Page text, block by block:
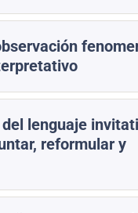
lenguaje
reformular y